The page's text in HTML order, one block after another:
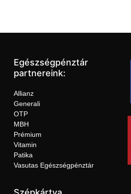
Egészségpénztár
partnereink:
Allianz
Generali
OTP
MBH
Prémium
Vitamin
Patika
Vasutas Egészségpénztár